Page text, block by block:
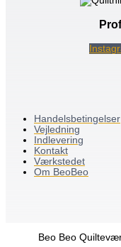
Handelsbetingelser
Vejledning
Indlevering
Kontakt
Værkstedet
Om BeoBeo
Beo Beo